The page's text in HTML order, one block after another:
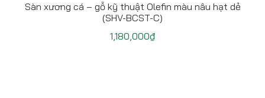
Sàn xương cá – gỗ kỹ thuật Olefin màu nâu hạt dẻ
(SHV-BCST-C)
1,180,000₫